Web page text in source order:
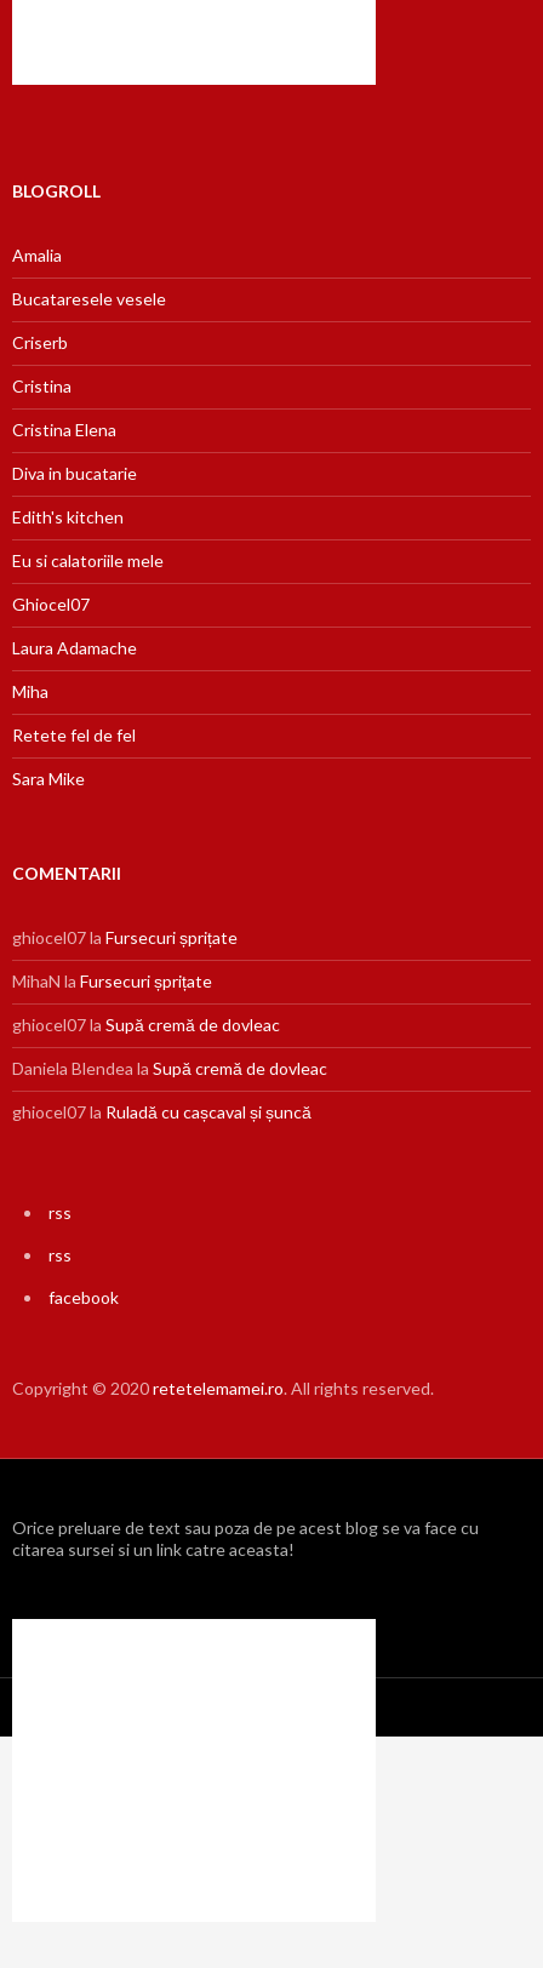
BLOGROLL
Amalia
Bucataresele vesele
Criserb
Cristina
Cristina Elena
Diva in bucatarie
Edith's kitchen
Eu si calatoriile mele
Ghiocel07
Laura Adamache
Miha
Retete fel de fel
Sara Mike
COMENTARII
ghiocel07la Fursecuri șprițate
MihaN la Fursecuri șprițate
ghiocel07la Supă cremă de dovleac
Daniela Blendea la Supă cremă de dovleac
ghiocel07la Ruladă cu cașcaval și șuncă
rss
rss
facebook
Copyright © 2020retetelemamei.ro. All rights reserved.
Orice preluare de text sau poza de pe acest blog se va face cu
citarea sursei si un link catre aceasta!